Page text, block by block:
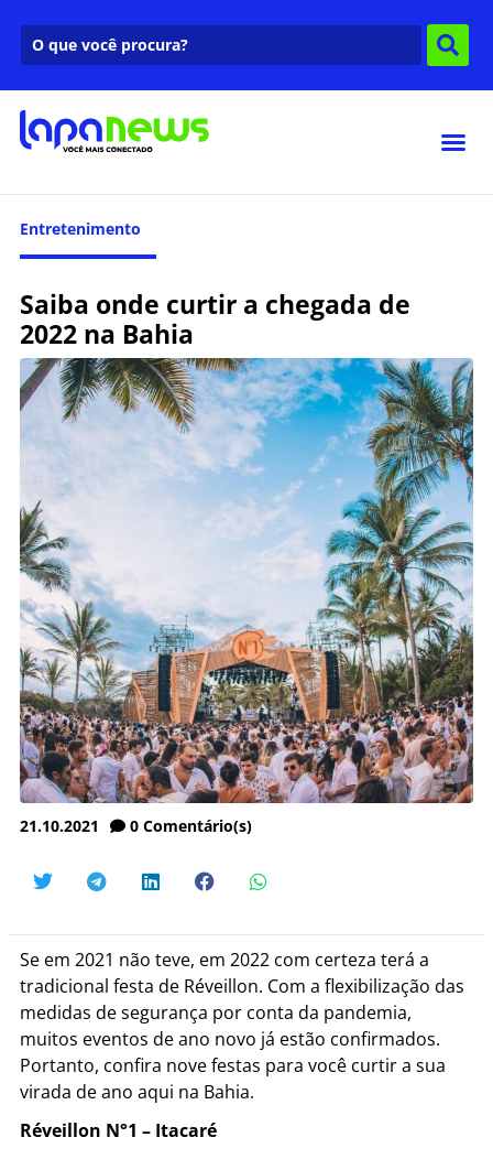
Entretenimento
Saiba onde curtir a chegada de
2022 na Bahia
21.10.2021 0 Comentário(s)
Se em 2021 não teve, em 2022 com certeza terá a
tradicional festa de Réveillon. Com a flexibilização das
medidas de segurança por conta da pandemia,
muitos eventos de ano novo já estão confirmados.
Portanto, confira nove festas para você curtir a sua
virada de ano aqui na Bahia.
Réveillon N°1 – Itacaré